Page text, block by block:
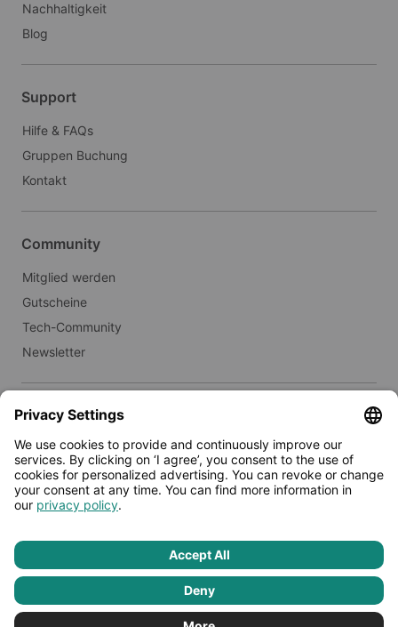
Nachhaltigkeit
Blog
Support
Hilfe & FAQs
Gruppen Buchung
Kontakt
Community
Mitglied werden
Gutscheine
Tech-Community
Newsletter
Real Estate
Vermieten an Limehome
Presse
AGB